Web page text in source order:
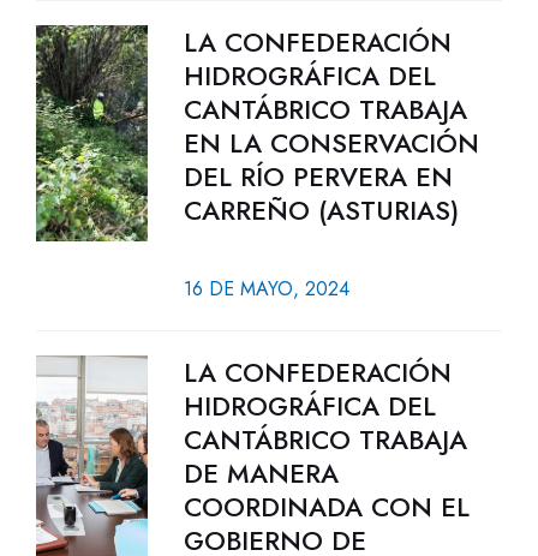
LA CONFEDERACIÓN
HIDROGRÁFICA DEL
CANTÁBRICO TRABAJA
EN LA CONSERVACIÓN
DEL RÍO PERVERA EN
CARREÑO (ASTURIAS)
16 DE MAYO, 2024
LA CONFEDERACIÓN
HIDROGRÁFICA DEL
CANTÁBRICO TRABAJA
DE MANERA
COORDINADA CON EL
GOBIERNO DE